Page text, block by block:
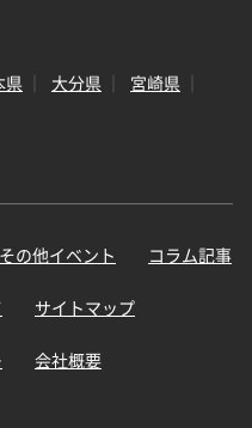
県 大分県
宮崎県
その他イベント コラム記事
サイトマップ
会社概要